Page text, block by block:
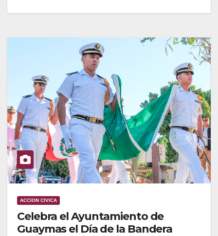
ACCION CIVICA
Celebra el Ayuntamiento de
Guaymas el Día de la Bandera